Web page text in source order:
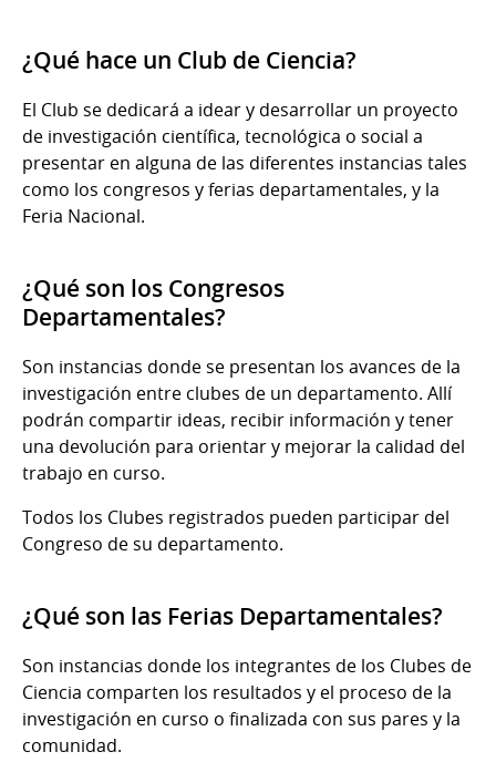
¿Qué hace un Club de Ciencia?
El Club se dedicará a idear y desarrollar un proyecto
de investigación científica, tecnológica o social a
presentar en alguna de las diferentes instancias tales
como los congresos y ferias departamentales, y la
Feria Nacional.
¿Qué son los Congresos
Departamentales?
Son instancias donde se presentan los avances de la
investigación entre clubes de un departamento. Allí
podrán compartir ideas, recibir información y tener
una devolución para orientar y mejorar la calidad del
trabajo en curso.
Todos los Clubes registrados pueden participar del
Congreso de su departamento.
¿Qué son las Ferias Departamentales?
Son instancias donde los integrantes de los Clubes de
Ciencia comparten los resultados y el proceso de la
investigación en curso o finalizada con sus pares y la
comunidad.